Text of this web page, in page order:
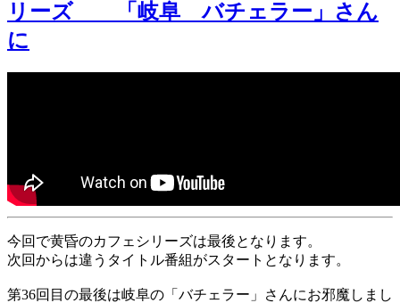
リーズ 「岐阜 バチェラー」さん
に
今回で黄昏のカフェシリーズは最後となります。
次回からは違うタイトル番組がスタートとなります。
第36回目の最後は岐阜の「バチェラー」さんにお邪魔しまし